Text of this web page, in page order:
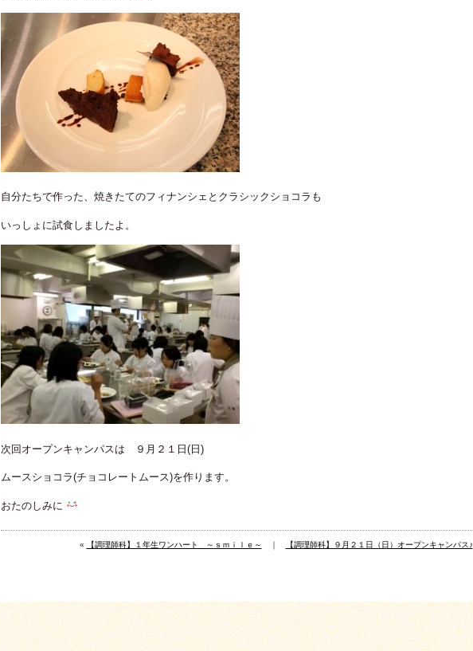
自分たちで作った、焼きたてのフィナンシェとクラシックショコラも
いっしょに試食しましたよ。
次回オープンキャンパスは ９月２１日(日)
ムースショコラ(チョコレートムース)を作ります。
おたのしみに
« 【調理師科】１年生ワンハート ～ｓｍｉｌｅ～ ｜ 【調理師科】９月２１日（日）オープンキャンパス♪